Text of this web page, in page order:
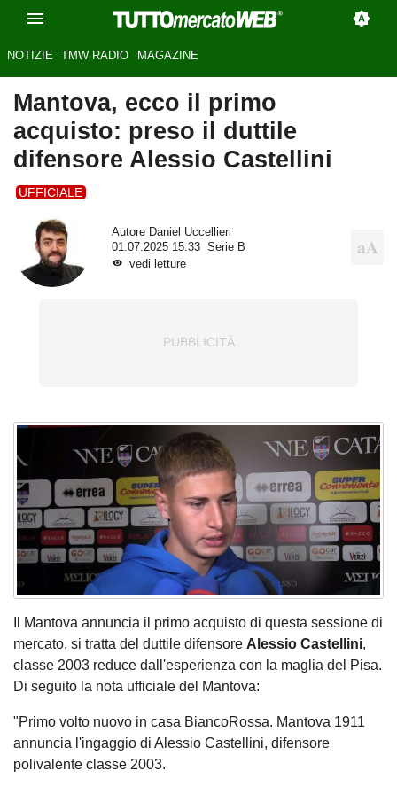
NOTIZIE TMW RADIO MAGAZINE
Mantova, ecco il primo
acquisto: preso il duttile
difensore Alessio Castellini
UFFICIALE
Autore Daniel Uccellieri
01.07.2025 15:33
Serie B
vedi letture
Il Mantova annuncia il primo acquisto di questa sessione di
mercato, si tratta del duttile difensore Alessio Castellini,
classe 2003 reduce dall'esperienza con la maglia del Pisa.
Di seguito la nota ufficiale del Mantova:
"Primo volto nuovo in casa BiancoRossa. Mantova 1911
annuncia l'ingaggio di Alessio Castellini, difensore
polivalente classe 2003.